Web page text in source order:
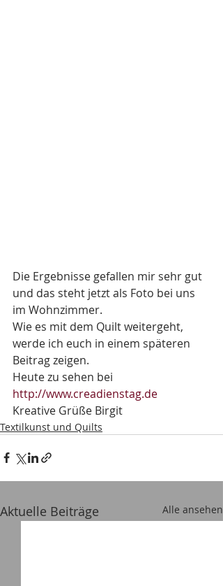
Die Ergebnisse gefallen mir sehr gut
und das steht jetzt als Foto bei uns
im Wohnzimmer.
Wie es mit dem Quilt weitergeht,
werde ich euch in einem späteren
Beitrag zeigen.
Heute zu sehen bei
http://www.creadienstag.de
Kreative Grüße Birgit
Textilkunst und Quilts
Aktuelle Beiträge Alle ansehen